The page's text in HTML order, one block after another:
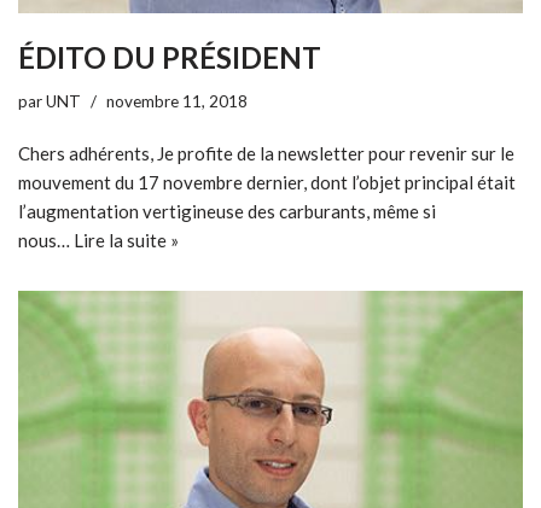
ÉDITO DU PRÉSIDENT
parUNT novembre 11, 2018
Chers adhérents, Je profite de la newsletter pour revenir sur le
mouvement du 17 novembre dernier, dont l’objet principal était
l’augmentation vertigineuse des carburants, même si
nous… Lire la suite »